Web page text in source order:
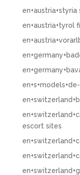
en+austria+styria
en+austria+tyrol
escort sites